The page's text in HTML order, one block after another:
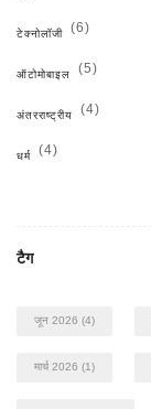
टेक्नोलॉजी (6)
ऑटोमोबाइल (5)
अंतरराष्ट्रीय (4)
धर्म (4)
टैग
जून 2026 (4)
मार्च 2026 (1)